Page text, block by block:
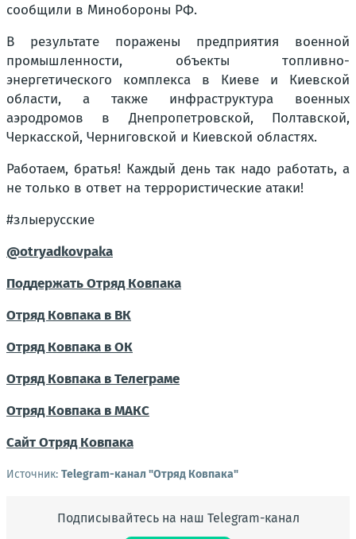
сообщили в Минобороны РФ.
В результате поражены предприятия военной
промышленности, объекты топливно-
энергетического комплекса в Киеве и Киевской
области, а также инфраструктура военных
аэродромов в Днепропетровской, Полтавской,
Черкасской, Черниговской и Киевской областях.
Работаем, братья! Каждый день так надо работать, а
не только в ответ на террористические атаки!
#злыерусские
@otryadkovpaka
Поддержать Отряд Ковпака
Отряд Ковпака в ВК
Отряд Ковпака в ОК
Отряд Ковпака в Телеграме
Отряд Ковпака в МАКС
Сайт Отряд Ковпака
Источник: Telegram-канал "Отряд Ковпака"
Подписывайтесь на наш Telegram-канал